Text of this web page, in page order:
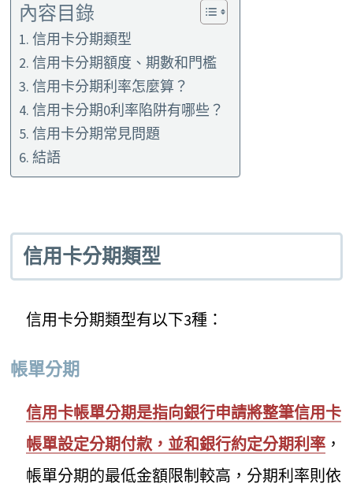
內容目錄
信用卡分期類型
信用卡分期額度、期數和門檻
信用卡分期利率怎麼算？
信用卡分期0利率陷阱有哪些？
信用卡分期常見問題
結語
信用卡分期類型
信用卡分期類型有以下3種：
帳單分期
信用卡帳單分期是指向銀行申請將整筆信用卡
帳單設定分期付款，並和銀行約定分期利率 ，
帳單分期的最低金額限制較高，分期利率則依